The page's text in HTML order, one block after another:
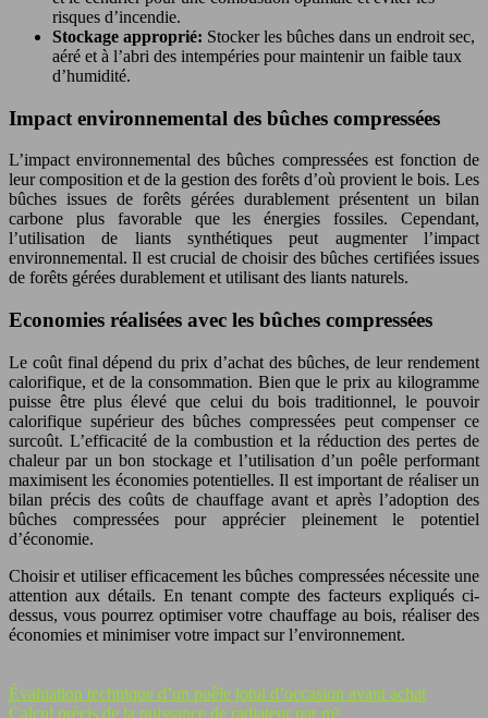
risques d’incendie.
Stockage approprié: Stocker les bûches dans un endroit sec,
aéré et à l’abri des intempéries pour maintenir un faible taux
d’humidité.
Impact environnemental des bûches compressées
L’impact environnemental des bûches compressées est fonction de
leur composition et de la gestion des forêts d’où provient le bois. Les
bûches issues de forêts gérées durablement présentent un bilan
carbone plus favorable que les énergies fossiles. Cependant,
l’utilisation de liants synthétiques peut augmenter l’impact
environnemental. Il est crucial de choisir des bûches certifiées issues
de forêts gérées durablement et utilisant des liants naturels.
Economies réalisées avec les bûches compressées
Le coût final dépend du prix d’achat des bûches, de leur rendement
calorifique, et de la consommation. Bien que le prix au kilogramme
puisse être plus élevé que celui du bois traditionnel, le pouvoir
calorifique supérieur des bûches compressées peut compenser ce
surcoût. L’efficacité de la combustion et la réduction des pertes de
chaleur par un bon stockage et l’utilisation d’un poêle performant
maximisent les économies potentielles. Il est important de réaliser un
bilan précis des coûts de chauffage avant et après l’adoption des
bûches compressées pour apprécier pleinement le potentiel
d’économie.
Choisir et utiliser efficacement les bûches compressées nécessite une
attention aux détails. En tenant compte des facteurs expliqués ci-
dessus, vous pourrez optimiser votre chauffage au bois, réaliser des
économies et minimiser votre impact sur l’environnement.
Évaluation technique d’un poêle jotul d’occasion avant achat
Calcul précis de la puissance de radiateur par m²